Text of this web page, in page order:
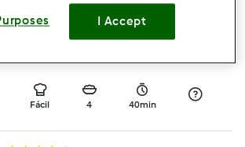
4.0(1)
Mixórdia de arroz
Fácil 4 40min
I Accept